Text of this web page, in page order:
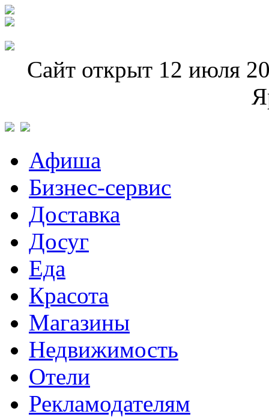
Сайт открыт 12 июля
Афиша
Бизнес-сервис
Доставка
Досуг
Еда
Красота
Магазины
Недвижимость
Отели
Рекламодателям